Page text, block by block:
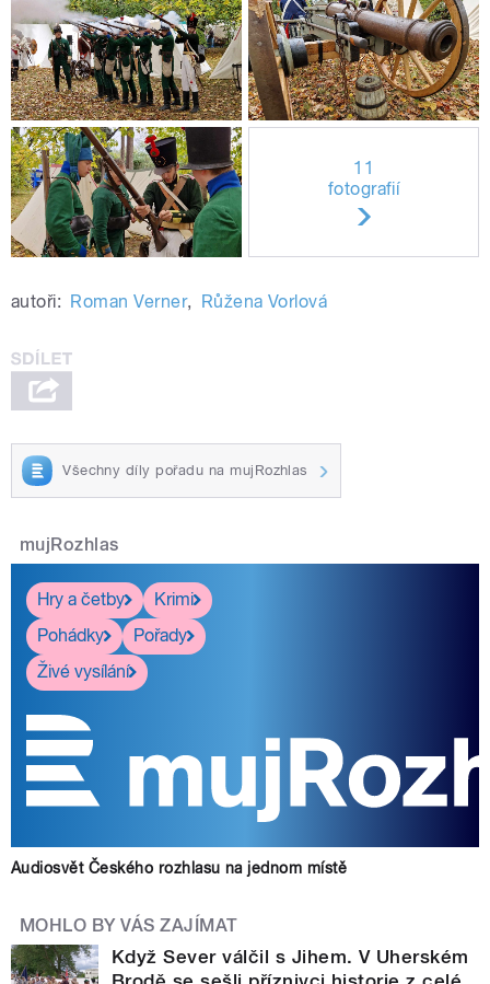
11
fotografií
autoři: Roman Verner, Růžena Vorlová
Všechny díly pořadu na mujRozhlas
mujRozhlas
Hry a četby
Krimi
Pohádky
Pořady
Živé vysílání
Audiosvět Českého rozhlasu na jednom místě
MOHLO BY VÁS ZAJÍMAT
Když Sever válčil s Jihem. V Uherském